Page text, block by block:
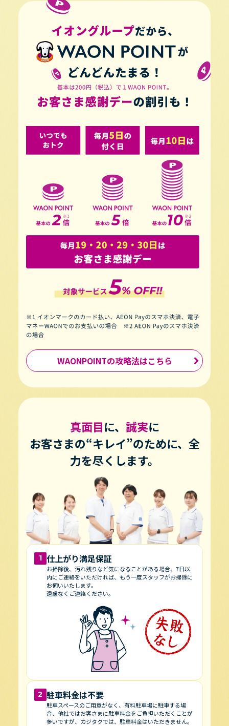
WAONPOINTの攻略法はこちら
真面目に、 誠実に
お客さまの“キレイ”のために、全
力を尽くします。
1 仕上がり満足保証
お掃除後、汚れ残りなど気になることがある場合、7日以
内にご連絡をいただければ、もう一度スタッフがお掃除に
お伺いいたします。
遠慮なくご連絡ください。
2 駐車料金は不要
駐車スペースのご用意がなく、有料駐車場に駐車する場
合、他社ではお客さまに駐車料金をご負担いただくことが
多いですが、カジタクでは、駐車料金はいただきません。